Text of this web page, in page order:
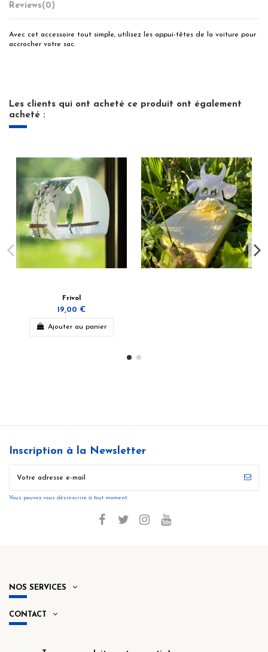
Reviews(0)
Avec cet accessoire tout simple, utilisez les appui-têtes de la voiture pour
accrocher votre sac.
Les clients qui ont acheté ce produit ont également
acheté :
Frivol
19,00 €
Ajouter au panier
Inscription à la Newsletter
Vous pouvez vous désinscrire à tout moment.
NOS SERVICES
CONTACT